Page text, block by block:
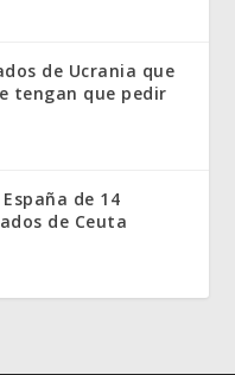
de Ucrania que
tengan que pedir
de 14
de Ceuta